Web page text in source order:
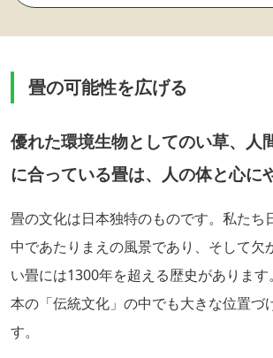
畳の可能性を広げる
優れた環境生物としてのい草、人
に合っている畳は、人の体と心に
畳の文化は日本独特のものです。私たち
中であたりまえの風景であり、そして欠
い畳には1300年を超える歴史がありま
本の「伝統文化」の中でも大きな位置づ
す。